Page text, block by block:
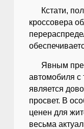
Кстати,
кроссовера
Явным
автомобиля с
является
просвет. В
ценен для
весьма